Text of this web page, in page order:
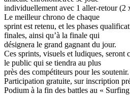
individuellement avec 1 aller-retour (2
Le meilleur chrono de chaque
sprint est retenu, et les phases
finales, ainsi qu’à la finale qui
désignera le grand gagnant du jour.
Ces sprints, visuels et ludiques, seront
le public qui se tiendra au plus
près des compétiteurs pour les soutenir.
Participation gratuite, sur inscription
Podium à la fin des battles au «